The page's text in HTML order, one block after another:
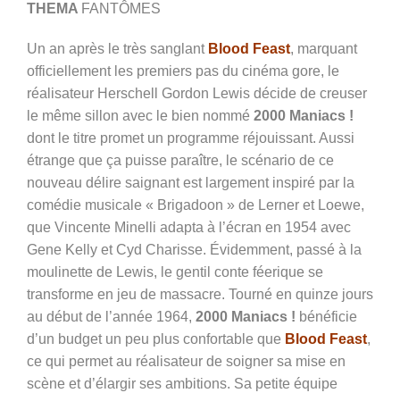
THEMA FANTÔMES
Un an après le très sanglant Blood Feast, marquant
officiellement les premiers pas du cinéma gore, le
réalisateur Herschell Gordon Lewis décide de creuser
le même sillon avec le bien nommé 2000 Maniacs !
dont le titre promet un programme réjouissant. Aussi
étrange que ça puisse paraître, le scénario de ce
nouveau délire saignant est largement inspiré par la
comédie musicale « Brigadoon » de Lerner et Loewe,
que Vincente Minelli adapta à l’écran en 1954 avec
Gene Kelly et Cyd Charisse. Évidemment, passé à la
moulinette de Lewis, le gentil conte féerique se
transforme en jeu de massacre. Tourné en quinze jours
au début de l’année 1964, 2000 Maniacs ! bénéficie
d’un budget un peu plus confortable que Blood Feast,
ce qui permet au réalisateur de soigner sa mise en
scène et d’élargir ses ambitions. Sa petite équipe